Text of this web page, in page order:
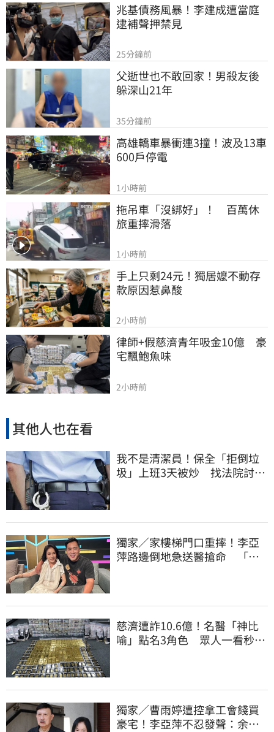
兆基債務風暴！李建成遭當庭
逮補聲押禁見
25分鐘前
父逝世也不敢回家！男殺友後
躲深山21年
35分鐘前
高雄轎車暴衝連3撞！波及13車
600戶停電
1小時前
拖吊車「沒綁好」！　百萬休
旅重摔滑落
1小時前
手上只剩24元！獨居嬤不動存
款原因惹鼻酸
2小時前
律師+假慈濟青年吸金10億　豪
宅飄鮑魚味
2小時前
其他人也在看
我不是清潔員！保全「拒倒垃
圾」上班3天被炒 找法院討公
獨家／家樓梯門口重摔！李亞
萍路邊倒地急送醫搶命 「最
慈濟遭詐10.6億！名醫「神比
喻」點名3角色 眾人一看秒懂
獨家／曹雨婷遭控拿工會錢買
豪宅！李亞萍不忍發聲：余天